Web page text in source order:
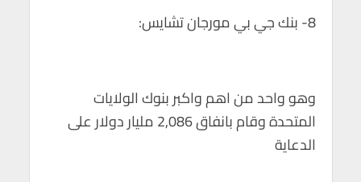
8- بنك جي بي مورجان تشايس:
وهو واحد من اهم واكبر بنوك الولايات
المتحدة وقام بانفاق 2,086 مليار دولار على
الدعاية